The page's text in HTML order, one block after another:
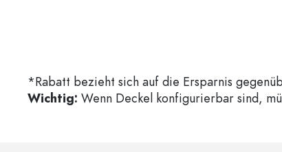
*Rabatt bezieht sich auf die Ersparnis
Wichtig: Wenn Deckel konfigurierbar sind,